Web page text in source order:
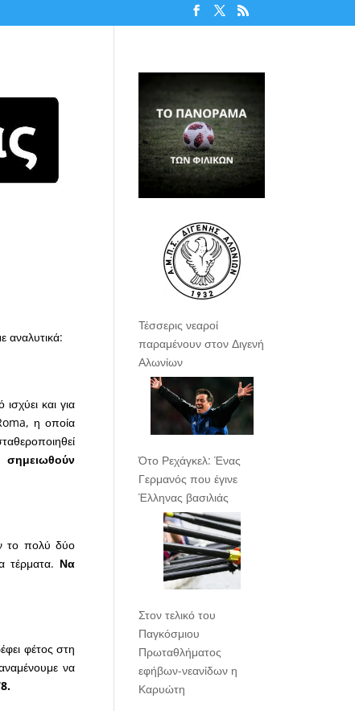
αναλυτικά:
και για
η οποία
σημειωθούν
το πολύ δύο
τέρματα. Να
φέτος στη
να
Τέσσερις νεαροί
παραμένουν στον Διγενή
Αλωνίων
Ότο Ρεχάγκελ: Ένας
Γερμανός που έγινε
Έλληνας βασιλιάς
Στον τελικό του
Παγκόσμιου
Πρωταθλήματος
εφήβων-νεανίδων η
Καρυώτη